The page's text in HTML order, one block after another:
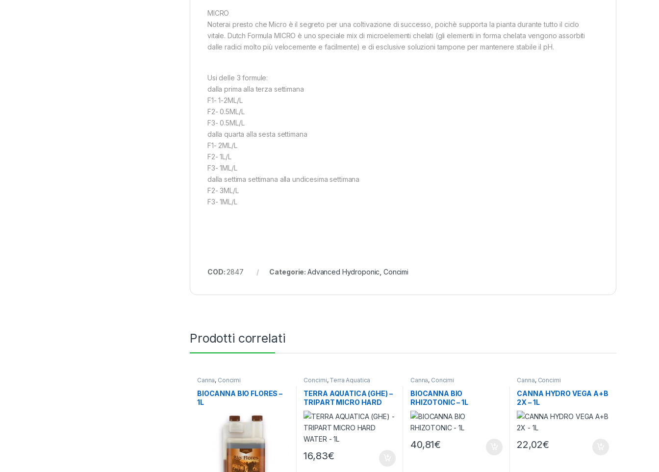
MICRO
Noterai presto che Micro è il segreto per una coltivazione di successo, poichè supporta la pianta durante tutto il ciclo
vitale. Dutch Formula MICRO è uno speciale mix di microelementi chelati (gli elementi in forma chelata vengono assorbiti
dalle radici molto più velocemente e facilmente) e di esclusive soluzioni tampone per mantenere stabile il pH.
Usi delle 3 formule:
dalla prima alla terza settimana
F1- 1-2ML/L
F2- 0.5ML/L
F3- 0.5ML/L
dalla quarta alla sesta settimana
F1- 2ML/L
F2- 1L/L
F3- 1ML/L
dalla settima settimana alla undicesima settimana
F2- 3ML/L
F3- 1ML/L
COD: 2847 Categorie: Advanced Hydroponic ,Concimi
Prodotti correlati
Canna, Concimi
BIOCANNA BIO FLORES –
1L
Concimi, Terra Aquatica
TERRA AQUATICA (GHE) –
TRIPART MICRO HARD
WATER – 1L
16,83€
Canna, Concimi
BIOCANNA BIO
RHIZOTONIC – 1L
40,81€
Canna, Concimi
CANNA HYDRO VEGA A+B
2X – 1L
22,02€